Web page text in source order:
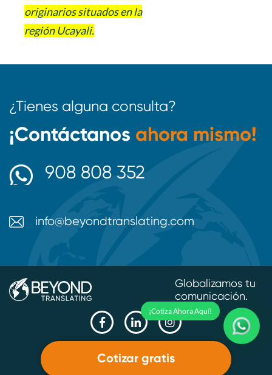
Cotizar gratis
originarios situados en la
región Ucayali.
¿Tienes alguna consulta?
¡Contáctanos ahora mismo!
908 808 352
info@beyondtranslating.com
Globalizamos tu
comunicación.
¡Cotiza Ahora Aquí!